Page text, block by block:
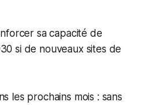
sa capacité de
si de nouveaux sites de
les prochains mois : sans